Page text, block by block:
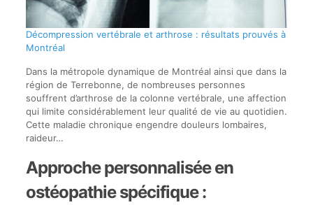
Décompression vertébrale et arthrose : résultats prouvés à
Montréal
Dans la métropole dynamique de Montréal ainsi que dans la
région de Terrebonne, de nombreuses personnes
souffrent d’arthrose de la colonne vertébrale, une affection
qui limite considérablement leur qualité de vie au quotidien.
Cette maladie chronique engendre douleurs lombaires,
raideur…
Approche personnalisée en
ostéopathie spécifique :